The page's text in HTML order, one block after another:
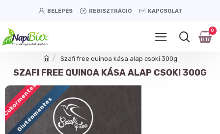
BELÉPÉS REGISZTRÁCIÓ KAPCSOLAT
0
Szafi free quinoa kása alap csoki 300g
SZAFI FREE QUINOA KÁSA ALAP CSOKI 300G
Gluténmentes
Cukormentes